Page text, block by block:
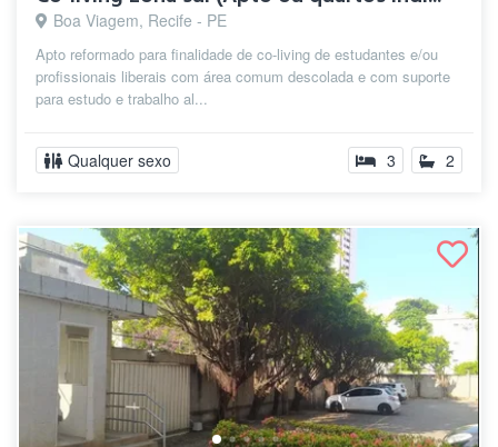
Boa Viagem, Recife - PE
Apto reformado para finalidade de co-living de estudantes e/ou
profissionais liberais com área comum descolada e com suporte
para estudo e trabalho al...
Qualquer sexo 3 2